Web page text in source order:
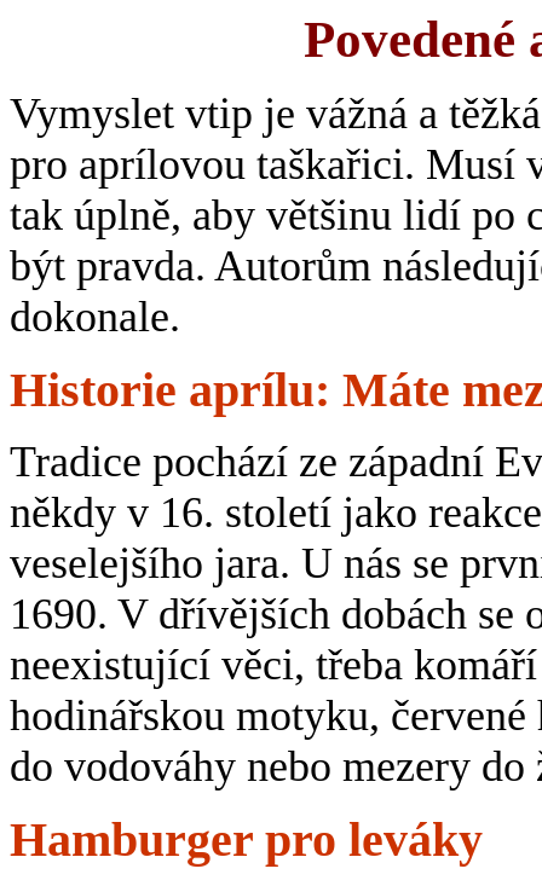
Vymyslet vtip je vážná a
pro aprílovou taškařici. Musí
tak úplně, aby většinu lidí po
být pravda. Autorům
dokonale.
Historie aprílu: Máte
Tradice pochází ze západní
někdy v 16. století jako
veselejšího jara. U nás se
1690. V dřívějších dobách se
neexistující věci, třeba
hodinářskou motyku,
do vodováhy nebo mezery do
Hamburger pro leváky